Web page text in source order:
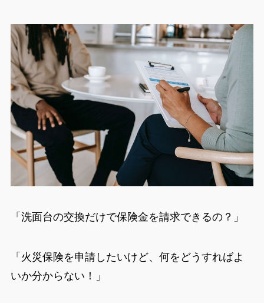
「洗面台の交換だけで保険金を請求できるの？」
「火災保険を申請したいけど、何をどうすればよ
いか分からない！」